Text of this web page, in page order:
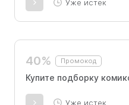
Уже истек
40% Промокод
Купите подборку
Уже истек